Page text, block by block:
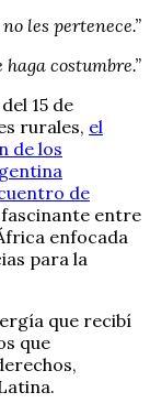
les pertenece.”
costumbre.”
15 de
rurales, el
de los
de
entre
enfocada
para la
que recibí
que